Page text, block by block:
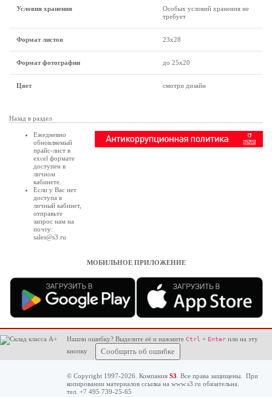
Условия хранения
Особых условий хранения не
требует
Формат листов 23х28
Формат фотографии до 25х20
Цвет смотри дизайн
Назад в раздел
Ежедневно
обновляемый
прайс-лист в
excel формате
доступен в
личном
кабинете
Если у Вас нет
доступа в
личный кабинет,
отправьте
запрос нам на
почту:
sales@s3.ru
МОБИЛЬНОЕ ПРИЛОЖЕНИЕ
Нашли ошибку? Выделите её и нажмите Ctrl + Enter или на эту
кнопку
Сообщить об ошибке
© Copyright 1997-2026. Компания S3 . Все права защищены. При
копировании материалов ссылка на www.s3.ru обязательна.
тел. +7 495 739-25-65